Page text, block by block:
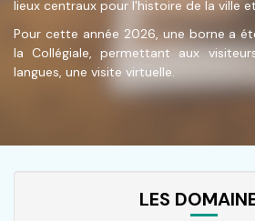
lieux centraux pour l'histoire de la ville
Pour cette année 2026, une borne a
la Collégiale, permettant aux
langues, une visite virtuelle.
LES